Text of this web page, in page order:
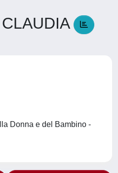
Donna e del Bambino -